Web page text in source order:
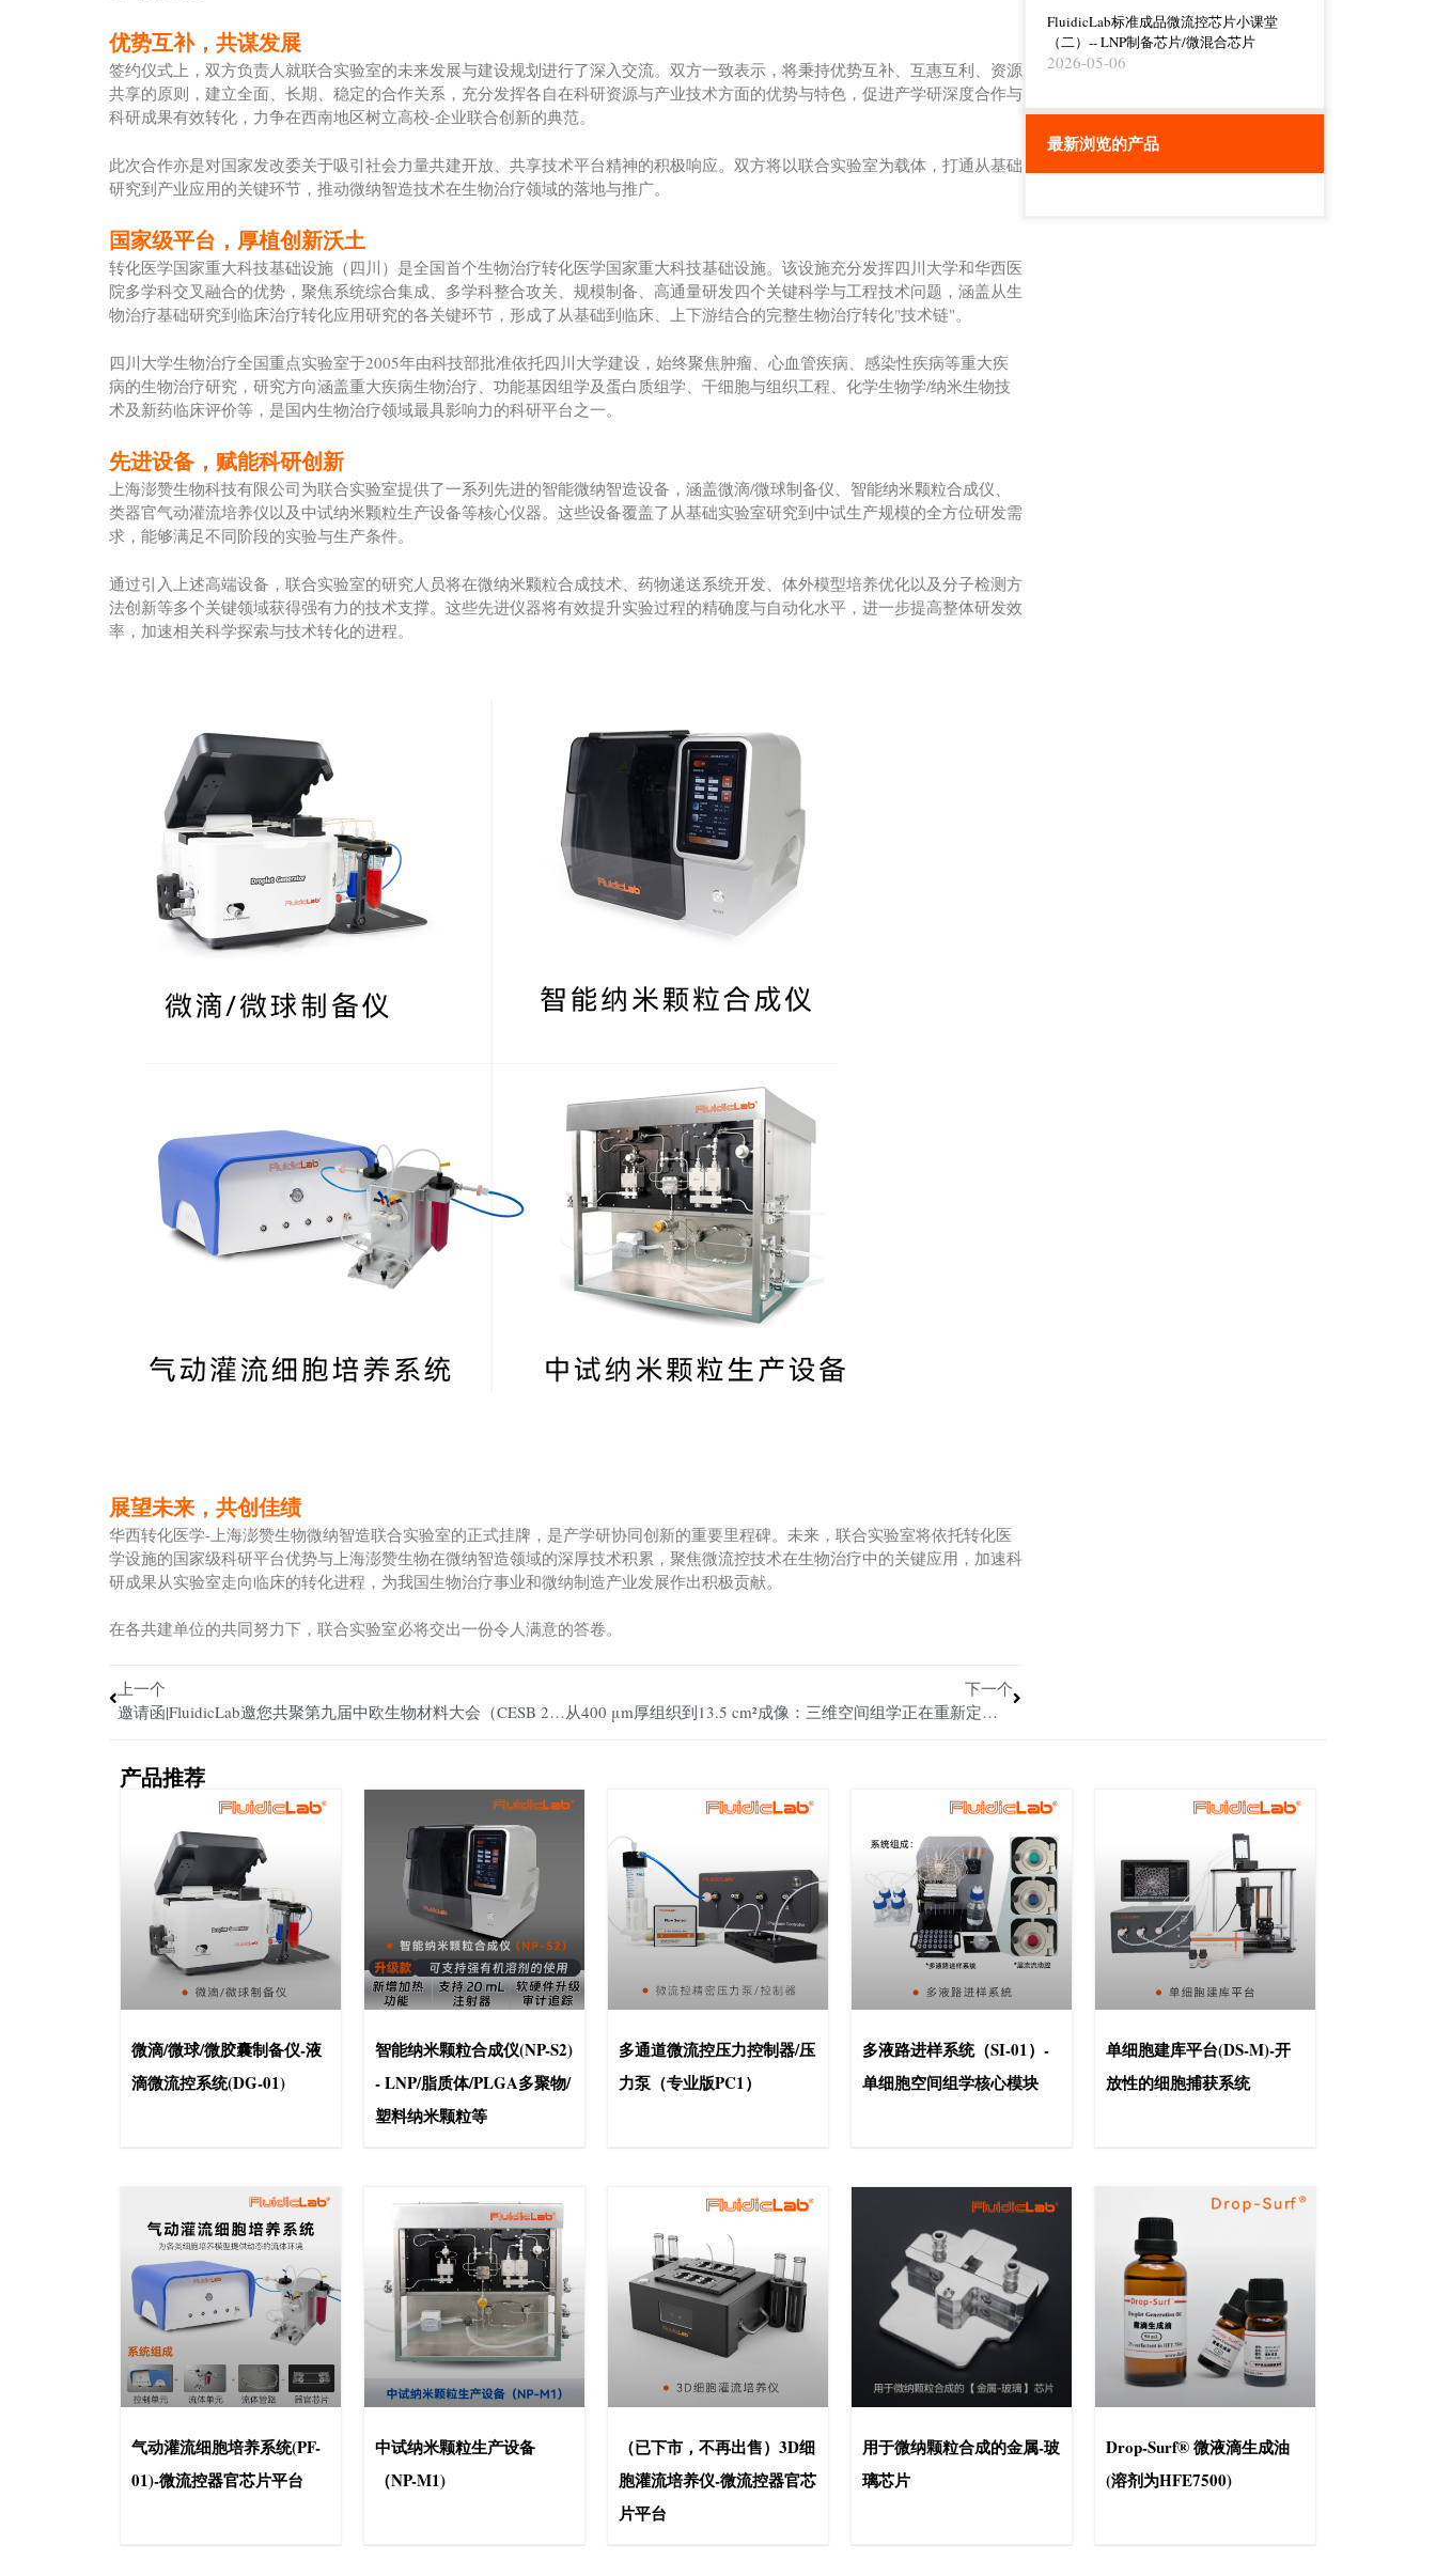
优势互补，共谋发展
签约仪式上，双方负责人就联合实验室的未来发展与建设规划进行了深入交流。双方一致表示，将秉持优势互补、互惠互利、资源
共享的原则，建立全面、长期、稳定的合作关系，充分发挥各自在科研资源与产业技术方面的优势与特色，促进产学研深度合作与
科研成果有效转化，力争在西南地区树立高校-企业联合创新的典范。
此次合作亦是对国家发改委关于吸引社会力量共建开放、共享技术平台精神的积极响应。双方将以联合实验室为载体，打通从基础
研究到产业应用的关键环节，推动微纳智造技术在生物治疗领域的落地与推广。
国家级平台，厚植创新沃土
转化医学国家重大科技基础设施（四川）是全国首个生物治疗转化医学国家重大科技基础设施。该设施充分发挥四川大学和华西医
院多学科交叉融合的优势，聚焦系统综合集成、多学科整合攻关、规模制备、高通量研发四个关键科学与工程技术问题，涵盖从生
物治疗基础研究到临床治疗转化应用研究的各关键环节，形成了从基础到临床、上下游结合的完整生物治疗转化"技术链"。
四川大学生物治疗全国重点实验室于2005年由科技部批准依托四川大学建设，始终聚焦肿瘤、心血管疾病、感染性疾病等重大疾
病的生物治疗研究，研究方向涵盖重大疾病生物治疗、功能基因组学及蛋白质组学、干细胞与组织工程、化学生物学/纳米生物技
术及新药临床评价等，是国内生物治疗领域最具影响力的科研平台之一。
先进设备，赋能科研创新
上海澎赞生物科技有限公司为联合实验室提供了一系列先进的智能微纳智造设备，涵盖微滴/微球制备仪、智能纳米颗粒合成仪、
类器官气动灌流培养仪以及中试纳米颗粒生产设备等核心仪器。这些设备覆盖了从基础实验室研究到中试生产规模的全方位研发需
求，能够满足不同阶段的实验与生产条件。
通过引入上述高端设备，联合实验室的研究人员将在微纳米颗粒合成技术、药物递送系统开发、体外模型培养优化以及分子检测方
法创新等多个关键领域获得强有力的技术支撑。这些先进仪器将有效提升实验过程的精确度与自动化水平，进一步提高整体研发效
率，加速相关科学探索与技术转化的进程。
展望未来，共创佳绩
华西转化医学-上海澎赞生物微纳智造联合实验室的正式挂牌，是产学研协同创新的重要里程碑。未来，联合实验室将依托转化医
学设施的国家级科研平台优势与上海澎赞生物在微纳智造领域的深厚技术积累，聚焦微流控技术在生物治疗中的关键应用，加速科
研成果从实验室走向临床的转化进程，为我国生物治疗事业和微纳制造产业发展作出积极贡献。
在各共建单位的共同努力下，联合实验室必将交出一份令人满意的答卷。
上一个
邀请函|FluidicLab邀您共聚第九届中欧生物材料大会（CESB 2026）
下一个
从400 μm厚组织到13.5 cm²成像：三维空间组学正在重新定义流动腔
FluidicLab标准成品微流控芯片小课堂
（二）-- LNP制备芯片/微混合芯片
2026-05-06
最新浏览的产品
产品推荐
微滴/微球/微胶囊制备仪-液
滴微流控系统(DG-01)
智能纳米颗粒合成仪(NP-S2)
- LNP/脂质体/PLGA多聚物/
塑料纳米颗粒等
多通道微流控压力控制器/压
力泵（专业版PC1）
多液路进样系统（SI-01）-
单细胞空间组学核心模块
单细胞建库平台(DS-M)-开
放性的细胞捕获系统
气动灌流细胞培养系统(PF-
01)-微流控器官芯片平台
中试纳米颗粒生产设备
（NP-M1)
（已下市，不再出售）3D细
胞灌流培养仪-微流控器官芯
片平台
用于微纳颗粒合成的金属-玻
璃芯片
Drop-Surf® 微液滴生成油
(溶剂为HFE7500)